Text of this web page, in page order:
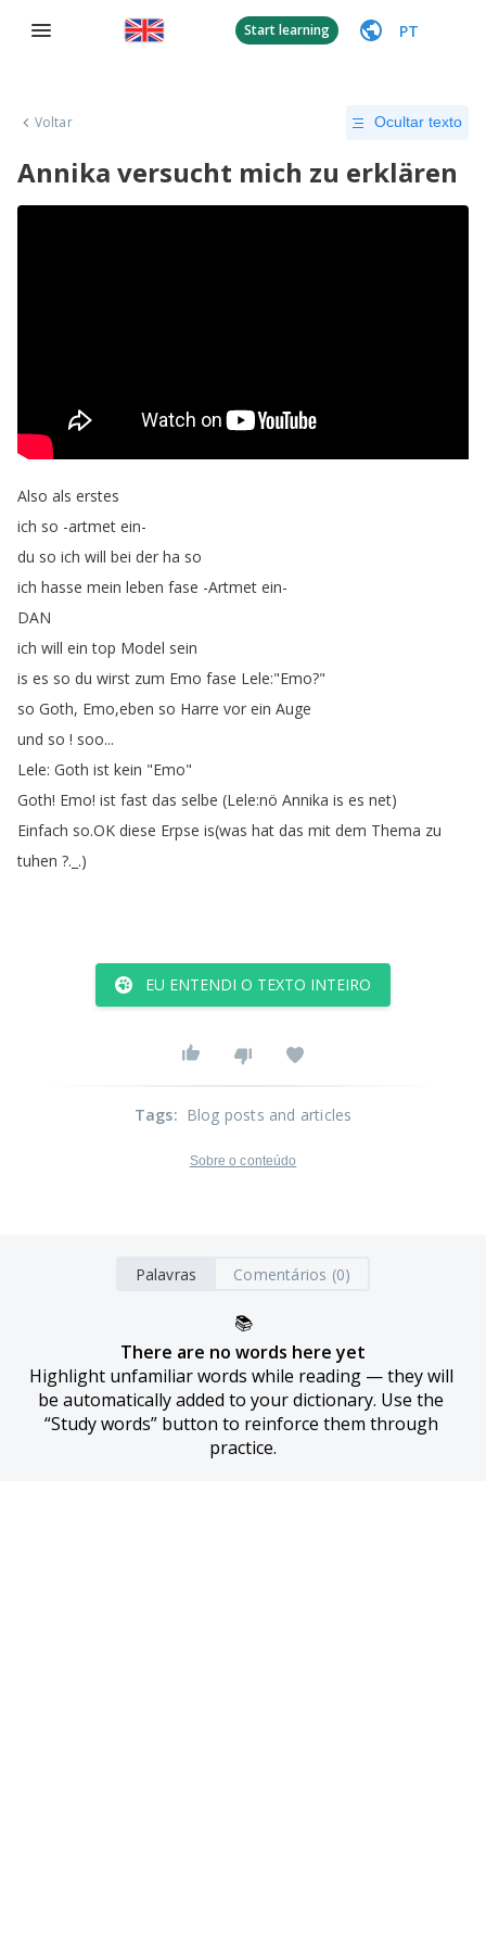
Start learning PT
Voltar Ocultar texto
Annika versucht mich zu erklären
Also als erstes
ich so -artmet ein-
du so ich will bei der ha so
ich hasse mein leben fase -Artmet ein-
DAN
ich will ein top Model sein
is es so du wirst zum Emo fase Lele:"Emo?"
so Goth, Emo,eben so Harre vor ein Auge
und so ! soo...
Lele: Goth ist kein "Emo"
Goth! Emo! ist fast das selbe (Lele:nö Annika is es net)
Einfach so.OK diese Erpse is(was hat das mit dem Thema zu
tuhen ?._.)
EU ENTENDI O TEXTO INTEIRO
Tags: Blog posts and articles
Sobre o conteúdo
Palavras Comentários (0)
📚
There are no words here yet
Highlight unfamiliar words while reading — they will
be automatically added to your dictionary. Use the
“Study words” button to reinforce them through
practice.